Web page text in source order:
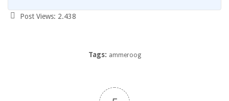
Post Views: 2.438
Tags: ammeroog